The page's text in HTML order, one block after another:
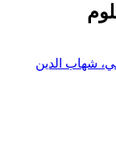
شهاب الدين